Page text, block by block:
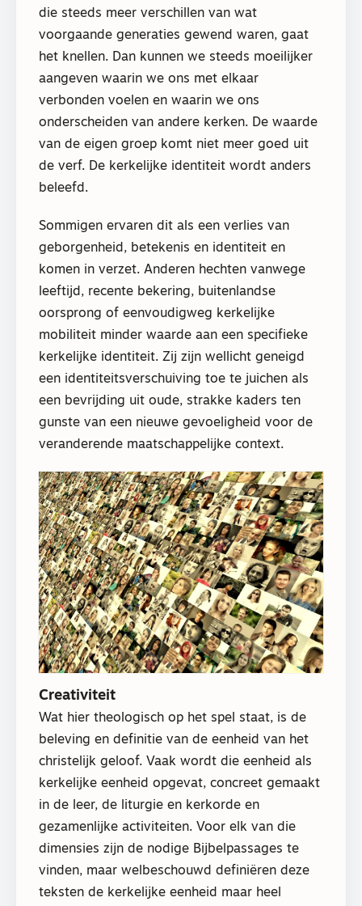
die steeds meer verschillen van wat
voorgaande generaties gewend waren, gaat
het knellen. Dan kunnen we steeds moeilijker
aangeven waarin we ons met elkaar
verbonden voelen en waarin we ons
onderscheiden van andere kerken. De waarde
van de eigen groep komt niet meer goed uit
de verf. De kerkelijke identiteit wordt anders
beleefd.
Sommigen ervaren dit als een verlies van
geborgenheid, betekenis en identiteit en
komen in verzet. Anderen hechten vanwege
leeftijd, recente bekering, buitenlandse
oorsprong of eenvoudigweg kerkelijke
mobiliteit minder waarde aan een specifieke
kerkelijke identiteit. Zij zijn wellicht geneigd
een identiteitsverschuiving toe te juichen als
een bevrijding uit oude, strakke kaders ten
gunste van een nieuwe gevoeligheid voor de
veranderende maatschappelijke context.
Creativiteit
Wat hier theologisch op het spel staat, is de
beleving en definitie van de eenheid van het
christelijk geloof. Vaak wordt die eenheid als
kerkelijke eenheid opgevat, concreet gemaakt
in de leer, de liturgie en kerkorde en
gezamenlijke activiteiten. Voor elk van die
dimensies zijn de nodige Bijbelpassages te
vinden, maar welbeschouwd definiëren deze
teksten de kerkelijke eenheid maar heel